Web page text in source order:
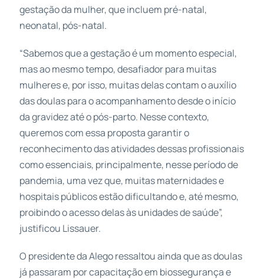
gestação da mulher, que incluem pré-natal,
neonatal, pós-natal.
“Sabemos que a gestação é um momento especial,
mas ao mesmo tempo, desafiador para muitas
mulheres e, por isso, muitas delas contam o auxílio
das doulas para o acompanhamento desde o início
da gravidez até o pós-parto. Nesse contexto,
queremos com essa proposta garantir o
reconhecimento das atividades dessas profissionais
como essenciais, principalmente, nesse período de
pandemia, uma vez que, muitas maternidades e
hospitais públicos estão dificultando e, até mesmo,
proibindo o acesso delas às unidades de saúde”,
justificou Lissauer.
O presidente da Alego ressaltou ainda que as doulas
já passaram por capacitação em biossegurança e